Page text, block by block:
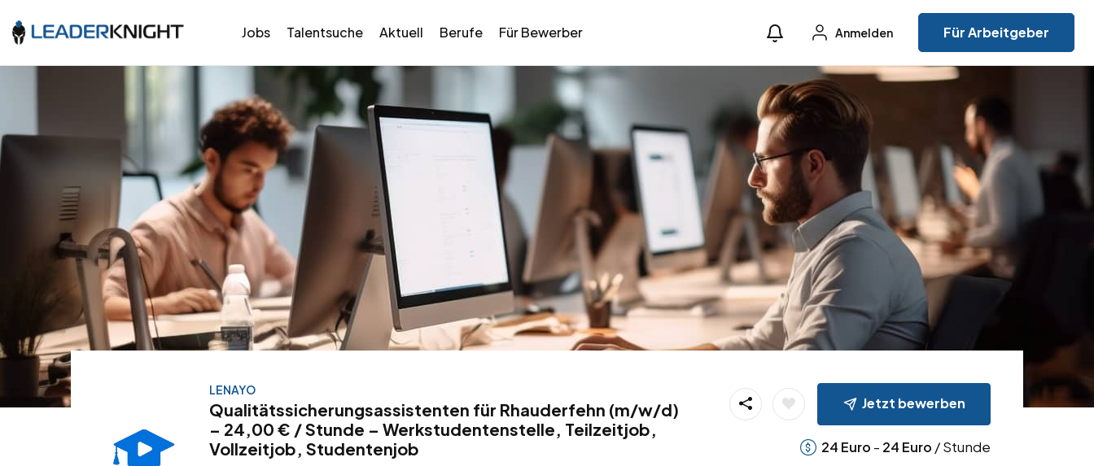
Jobs Talentsuche Aktuell Berufe Für Bewerber Anmelden Für Arbeitgeber
LENAYO
Qualitätssicherungsassistenten für Rhauderfehn (m/w/d)
– 24,00 € / Stunde – Werkstudentenstelle, Teilzeitjob,
Vollzeitjob, Studentenjob
Jetzt bewerben
24 Euro - 24 Euro / Stunde